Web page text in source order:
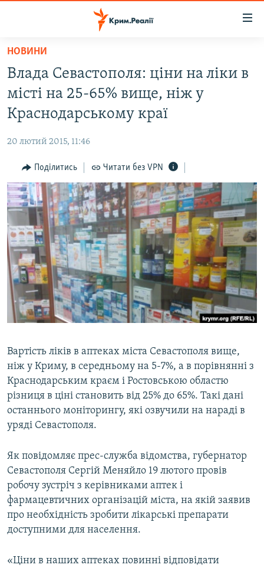
Перейти
основного
матеріалу
Перейти
до
основної
Перейти
до
пошуку
ВОДА.КРИМ
ВІДЕО ТА ФОТО
БЛОГИ
ПОГЛЯД
ІНТЕРВ'Ю
ВСЕ ЗА ДЕНЬ
СПЕЦПРОЕКТИ
ДЕПОРТАЦІЯ
ВІДЕОУРОКИ «ELIFBE»
СВІДЧЕННЯ ОКУПАЦІЇ
УКРАЇНСЬКА ПРОБЛЕМА КРИМУ
ЯК ОБІЙТИ БЛОКУВАННЯ
Русский
Qırımtatar
Усі сайти RFE/RL
НОВИНИ
Влада Севастополя: ціни на ліки в
місті на 25-65% вище, ніж у
Краснодарському краї
20 лютий 2015, 11:46
Поділитись Читати без VPN
Вартість ліків в аптеках міста Севастополя вище,
ніж у Криму, в середньому на 5-7%, а в порівнянні з
Краснодарським краєм і Ростовською областю
різниця в ціні становить від 25% до 65%. Такі дані
останнього моніторингу, які озвучили на нараді в
уряді Севастополя.
Як повідомляє прес-служба відомства, губернатор
Севастополя Сергій Меняйло 19 лютого провів
робочу зустріч з керівниками аптек і
фармацевтичних організацій міста, на якій заявив
про необхідність зробити лікарські препарати
доступними для населення.
«Ціни в наших аптеках повинні відповідати